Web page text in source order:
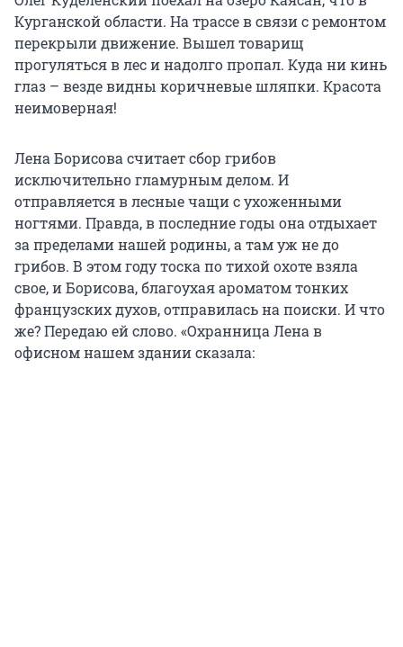
Курганской области. На трассе в связи с ремонтом
перекрыли движение. Вышел товарищ
прогуляться в лес и надолго пропал. Куда ни кинь
глаз – везде видны коричневые шляпки. Красота
неимоверная!
Лена Борисова считает сбор грибов
исключительно гламурным делом. И
отправляется в лесные чащи с ухоженными
ногтями. Правда, в последние годы она отдыхает
за пределами нашей родины, а там уж не до
грибов. В этом году тоска по тихой охоте взяла
свое, и Борисова, благоухая ароматом тонких
французских духов, отправилась на поиски. И что
же? Передаю ей слово. «Охранница Лена в
офисном нашем здании сказала: